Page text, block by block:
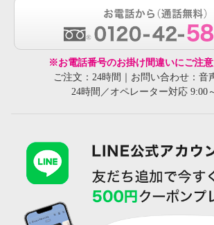
※お電話番号のお掛け間違いにご注意
ご注文：24時間｜お問い合わせ：音
24時間／オペレーター対応 9:00